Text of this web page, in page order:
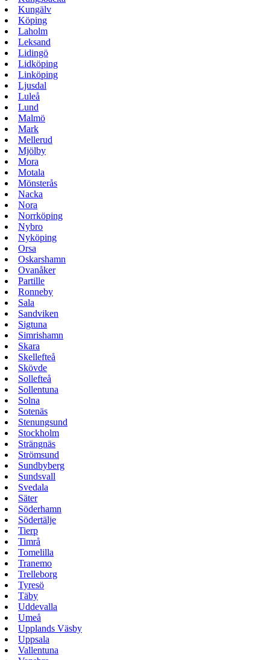
Kungälv
Köping
Laholm
Leksand
Lidingö
Lidköping
Linköping
Ljusdal
Luleå
Lund
Malmö
Mark
Mellerud
Mjölby
Mora
Motala
Mönsterås
Nacka
Nora
Norrköping
Nybro
Nyköping
Orsa
Oskarshamn
Ovanåker
Partille
Ronneby
Sala
Sandviken
Sigtuna
Simrishamn
Skara
Skellefteå
Skövde
Sollefteå
Sollentuna
Solna
Sotenäs
Stenungsund
Stockholm
Strängnäs
Strömsund
Sundbyberg
Sundsvall
Svedala
Säter
Söderhamn
Södertälje
Tierp
Timrå
Tomelilla
Tranemo
Trelleborg
Tyresö
Täby
Uddevalla
Umeå
Upplands Väsby
Uppsala
Vallentuna